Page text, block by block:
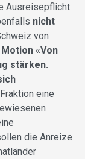
Ausreisepflicht
nicht
von
Motion «Von
stärken.
eine
die Anreize